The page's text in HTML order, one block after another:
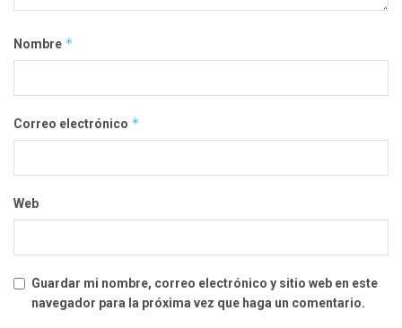
Nombre *
Correo electrónico *
Web
Guardar mi nombre, correo electrónico y sitio web en este
navegador para la próxima vez que haga un comentario.